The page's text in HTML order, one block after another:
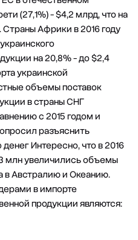
(27,1%) - $4,2 млрд, что на
Страны Африки в 2016 году
на 20,8% - до $2,4
украинской
объемы поставок
в страны CНГ
с 2015 годом и
разъяснить
Интересно, что в 2016
млн увеличились объемы
в Австралию и Океанию.
в импорте
продукции являются: